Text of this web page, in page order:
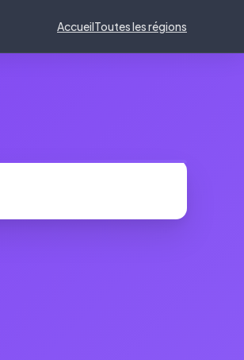
AccueilToutes les régions